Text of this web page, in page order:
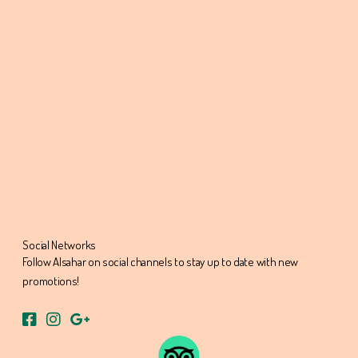
Social Networks
Follow Alsahar on social channels to stay up to date with new
promotions!